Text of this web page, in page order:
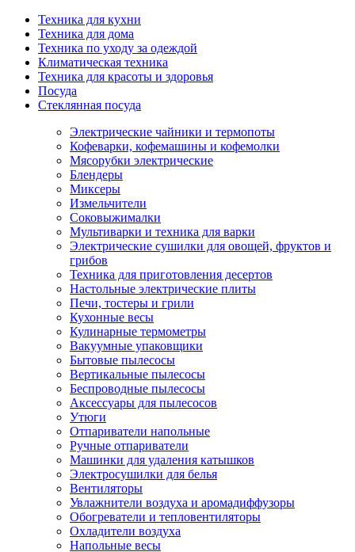
Техника для кухни
Техника для дома
Техника по уходу за одеждой
Климатическая техника
Техника для красоты и здоровья
Посуда
Стеклянная посуда
Электрические чайники и термопоты
Кофеварки, кофемашины и кофемолки
Мясорубки электрические
Блендеры
Миксеры
Измельчители
Соковыжималки
Мультиварки и техника для варки
Электрические сушилки для овощей, фруктов и
грибов
Техника для приготовления десертов
Настольные электрические плиты
Печи, тостеры и грили
Кухонные весы
Кулинарные термометры
Вакуумные упаковщики
Бытовые пылесосы
Вертикальные пылесосы
Беспроводные пылесосы
Аксессуары для пылесосов
Утюги
Отпариватели напольные
Ручные отпариватели
Машинки для удаления катышков
Электросушилки для белья
Вентиляторы
Увлажнители воздуха и аромадиффузоры
Обогреватели и тепловентиляторы
Охладители воздуха
Напольные весы